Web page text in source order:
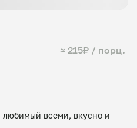
≈ 215₽ / порц.
любимый всеми, вкусно и